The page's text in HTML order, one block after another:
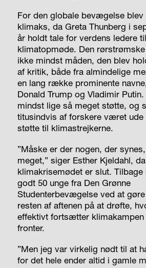
For den globale bevægelse
klimaks, da Greta Thunberg i
år holdt tale for verdens ledere til
klimatopmøde. Den
ikke mindst måden, den blev
af kritik, både fra almindelige
en lang række prominente
Donald Trump og Vladimir
mindst lige så meget støtte, og
titusindvis af forskere været
støtte til klimastrejkerne.
”Måske er der nogen, der
meget,” siger Esther Kjeldahl, da
klimakrisemødet er slut. Tilbage
godt 50 unge fra Den Grønne
Studenterbevægelse ved at
resten af aftenen på at drøfte,
effektivt fortsætter
fronter.
”Men jeg var virkelig nødt til at
for det hele ender altid i gamle